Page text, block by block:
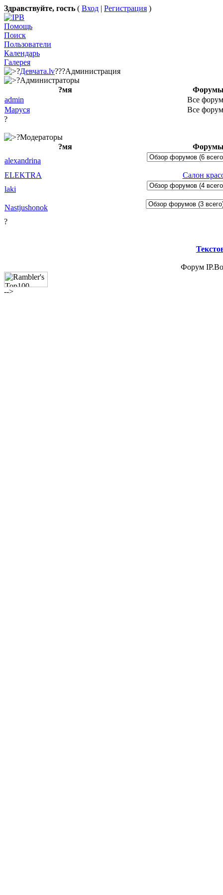
Здравствуйте, гость ( Вход | Регистрация )
Помощь
Поиск
Пользователи
Календарь
Галерея
?Девчата.lv???Администрация
?Администраторы
?мя
admin
Все
Маруся
Все
?
?Модераторы
?мя
alexandrina
ELEKTRA
Салон
laki
Nastjushonok
?
Форум
-->